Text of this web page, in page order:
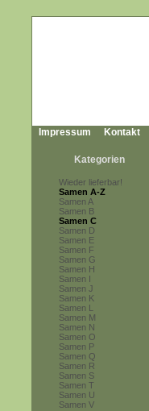
Impressum Kontakt
Kategorien
Wieder lieferbar!
Samen A-Z
Samen A
Samen B
Samen C
Samen D
Samen E
Samen F
Samen G
Samen H
Samen I
Samen J
Samen K
Samen L
Samen M
Samen N
Samen O
Samen P
Samen Q
Samen R
Samen S
Samen T
Samen U
Samen V